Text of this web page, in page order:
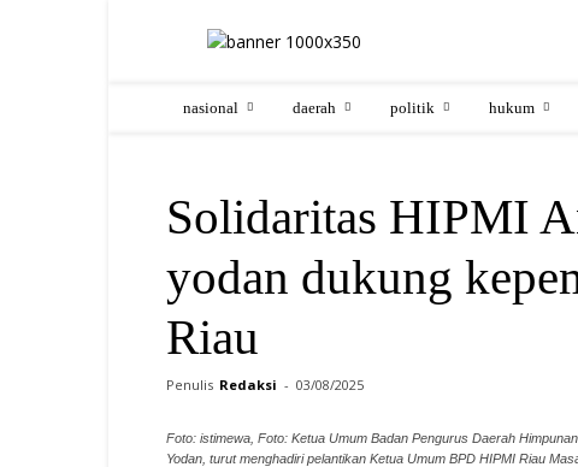
nasional daerah politik hukum
Solidaritas HIPMI
yodan dukung
Riau
Penulis Redaksi - 03/08/2025
Foto: istimewa, Foto: Ketua Umum Badan Pengurus Daerah
Yodan, turut menghadiri pelantikan Ketua Umum BPD HIPMI Riau